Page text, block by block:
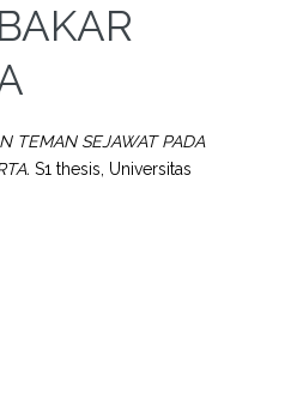
TEMAN SEJAWAT PADA
S1 thesis, Universitas